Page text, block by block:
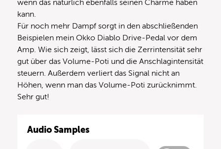
wenn das natürlich ebenfalls seinen Charme haben
kann.
Für noch mehr Dampf sorgt in den abschließenden
Beispielen mein Okko Diablo Drive-Pedal vor dem
Amp. Wie sich zeigt, lässt sich die Zerrintensität sehr
gut über das Volume-Poti und die Anschlagintensität
steuern. Außerdem verliert das Signal nicht an
Höhen, wenn man das Volume-Poti zurücknimmt.
Sehr gut!
Audio Samples